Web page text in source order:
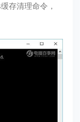
存清理命令，